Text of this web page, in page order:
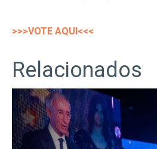
>>>VOTE AQUI<<<
Relacionados